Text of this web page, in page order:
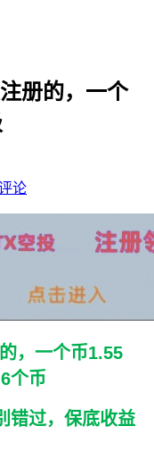
册的，一个
论
，一个币1.55
个币
错过，保底收益